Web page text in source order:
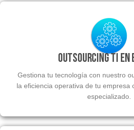
Outsourcing TI en
Gestiona tu tecnología con nuestro
la eficiencia operativa de tu empresa
especializado.